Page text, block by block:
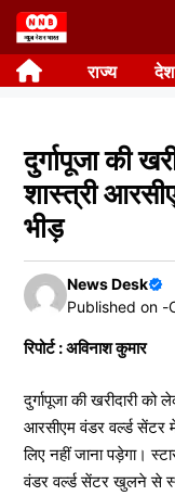
Skip
to
content राज्य
दुर्गापूजा की
शास्त्री
भीड़
News Desk
Published on -
रिपोर्ट : अविनाश कुमार
दुर्गापूजा की खरीदारी
आरसीएम वंडर वर्ल्ड
लिए नहीं जाना पड़ेगा।
वंडर वर्ल्ड सेंटर खुलने से